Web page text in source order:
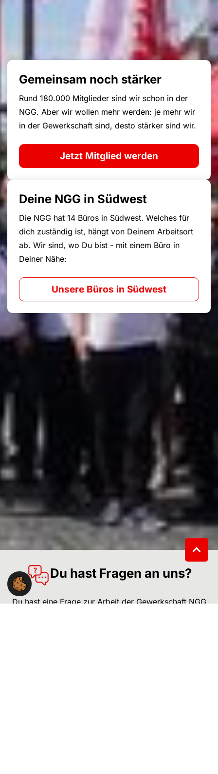
Gemeinsam noch stärker
Rund 180.000 Mitglieder sind wir schon in der
NGG. Aber wir wollen mehr werden: je mehr wir
in der Gewerkschaft sind, desto stärker sind wir.
Jetzt Mitglied werden
Deine NGG in Südwest
Die NGG hat 14 Büros in Südwest. Welches für
dich zuständig ist, hängt von Deinem Arbeitsort
ab. Wir sind, wo Du bist - mit einem Büro in
Deiner Nähe:
Unsere Büros in Südwest
Du hast Fragen an uns?
Du hast eine Frage zur Arbeit der Gewerkschaft NGG